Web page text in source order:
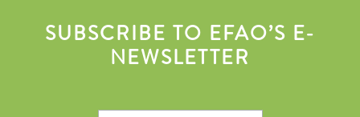
SUBSCRIBE TO EFAO’S E-
NEWSLETTER